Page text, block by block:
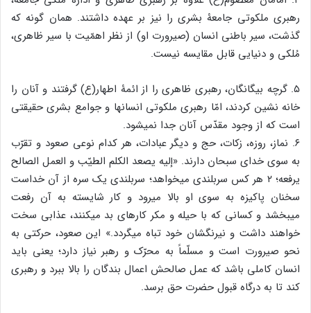
رهبری ملکوتی جامعۀ بشری را نیز بر عهده داشتند. همان‏ گونه که
گذشت، سیر باطنی انسان (صیرورت او) از نظر اهمّیت ‏با سیر ظاهری،
مُلکی و دنیایی قابل مقایسه نیست.
۵. گرچه بیگانگان، رهبری ظاهری را از ائمۀ اطهار(ع) گرفتند و آنان را
خانه نشین کردند، امّا رهبری ملکوتی انسان‏ها و جوامع بشری حقیقتی
است که از وجود مقدّس آنان جدا نمی‏شود.
۶. نماز، روزه، زکات، حج و دیگر عبادات، هر کدام نوعی صعود و تقرّب
به سوی خدای سبحان دارند. «إلیه یصعد الکلم الطیّب و العمل الصالح
یرفعه؛ ۲ هر کس سربلندی می‏خواهد؛ سربلندی یک سره از آن خداست‏
سخنان پاکیزه به سوی او بالا می‏رود و کار شایسته به آن رفعت
می‏بخشد و کسانی که با حیله و مکر کارهای بد می‏کنند، عذابی سخت‏
خواهند داشت و نیرنگشان خود تباه می‏گردد.» این صعود، حرکتی به
نحو صیرورت است و مسلّماً به محرّک و رهبر نیاز دارد؛ یعنی باید
انسان کاملی باشد که عمل صالحش اعمال بندگان را بالا ببرد و رهبری
کند تا به درگاه قبول حضرت حق برسد.